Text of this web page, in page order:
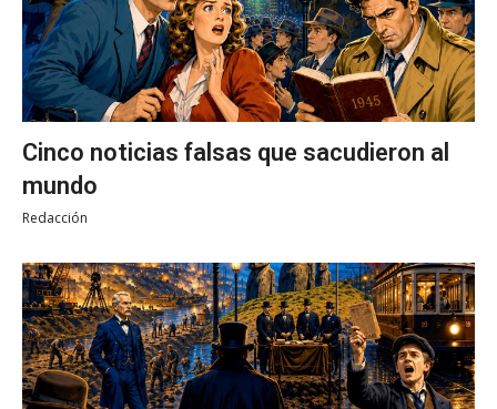
Cinco noticias falsas que sacudieron al
mundo
Redacción